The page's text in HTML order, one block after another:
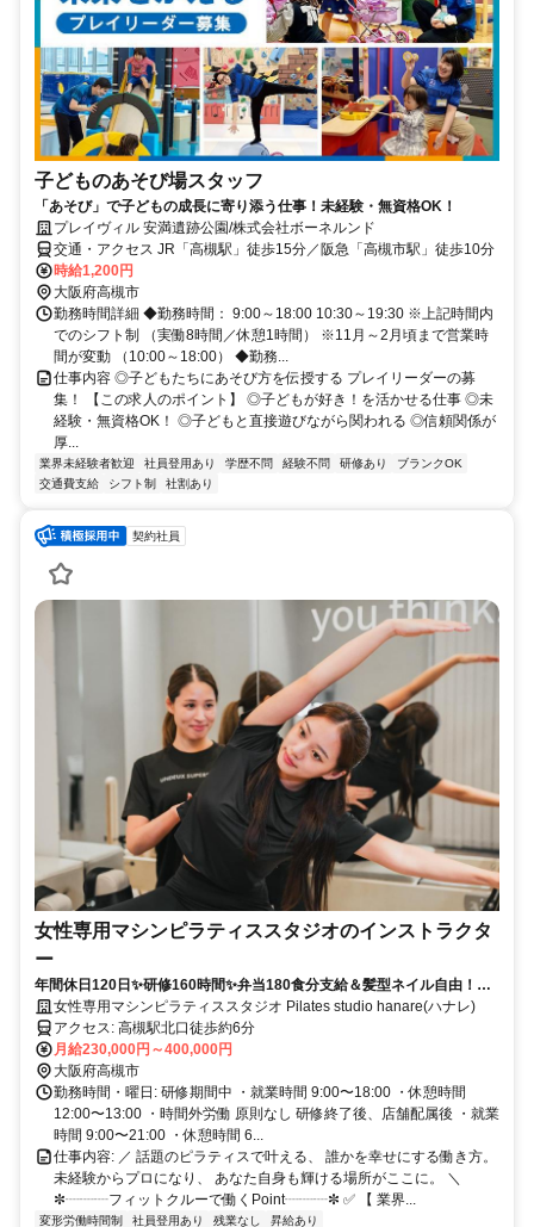
子どものあそび場スタッフ
「あそび」で子どもの成長に寄り添う仕事！未経験・無資格OK！
プレイヴィル 安満遺跡公園/株式会社ボーネルンド
交通・アクセス JR「高槻駅」徒歩15分／阪急「高槻市駅」徒歩10分
時給1,200円
大阪府高槻市
勤務時間詳細 ◆勤務時間： 9:00～18:00 10:30～19:30 ※上記時間内
でのシフト制 （実働8時間／休憩1時間） ※11月～2月頃まで営業時
間が変動 （10:00～18:00） ◆勤務...
仕事内容 ◎子どもたちにあそび方を伝授する プレイリーダーの募
集！ 【この求人のポイント】 ◎子どもが好き！を活かせる仕事 ◎未
経験・無資格OK！ ◎子どもと直接遊びながら関われる ◎信頼関係が
厚...
業界未経験者歓迎 社員登用あり 学歴不問 経験不問 研修あり
ブランクOK
交通費支給
シフト制 社割あり
契約社員
女性専用マシンピラティススタジオのインストラクタ
ー
年間休日120日✨研修160時間✨弁当180食分支給＆髪型ネイル自由！未
経験から「自分らしく」プロの指導者へ！
女性専用マシンピラティススタジオ Pilates studio hanare(ハナレ)
アクセス: 高槻駅北口徒歩約6分
月給230,000円～400,000円
大阪府高槻市
勤務時間・曜日: 研修期間中 ・就業時間 9:00〜18:00 ・休憩時間
12:00〜13:00 ・時間外労働 原則なし 研修終了後、店舗配属後 ・就業
時間 9:00〜21:00 ・休憩時間 6...
仕事内容: ／ 話題のピラティスで叶える、 誰かを幸せにする働き方。
未経験からプロになり、 あなた自身も輝ける場所がここに。 ＼
✼┈┈┈フィットクルーで働くPoint┈┈┈✼ ✅ 【 業界...
変形労働時間制 社員登用あり 残業なし 昇給あり